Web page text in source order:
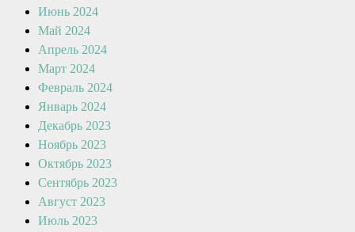
Июнь 2024
Май 2024
Апрель 2024
Март 2024
Февраль 2024
Январь 2024
Декабрь 2023
Ноябрь 2023
Октябрь 2023
Сентябрь 2023
Август 2023
Июль 2023